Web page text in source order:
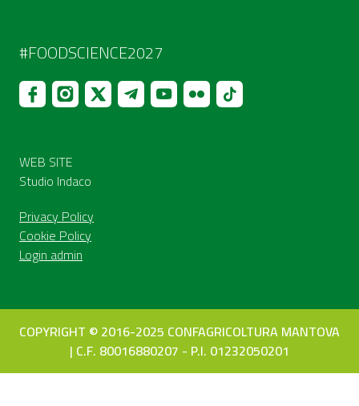
#FOODSCIENCE2027
WEB SITE
Studio Indaco
Privacy Policy
Cookie Policy
Login admin
COPYRIGHT © 2016-2025 CONFAGRICOLTURA MANTOVA
| C.F. 80016880207 - P.I. 01232050201